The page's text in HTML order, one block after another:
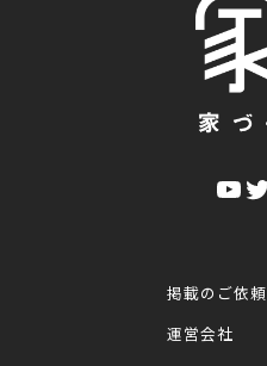
YouTube Twitter
掲載のご依頼
運営会社